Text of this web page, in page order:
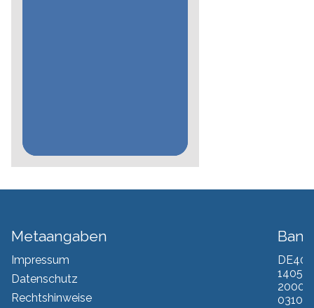
Metaangaben
Impressum
Datenschutz
Rechtshinweise
DE40
1405
2000
0310